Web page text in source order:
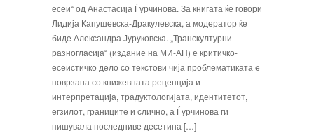
есеи“ од Анастасија Ѓурчинова. За книгата ќе говори
Лидија Капушевска-Дракулевска, а модератор ќе
биде Александра Јуруковска. „Транскултурни
разногласија“ (издание на МИ-АН) е критичко-
есеистичко дело со текстови чија проблематиката е
поврзана со книжевната рецепција и
интерпретација, традуктологијата, идентитетот,
егзилот, границите и слично, а Ѓурчинова ги
пишувала последниве десетина […]